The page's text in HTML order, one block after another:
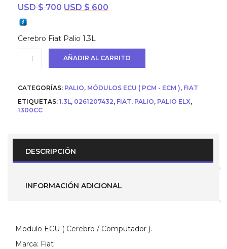
USD $700 El
era:
USD
$ 700.
USD $ 600
USD
$ 600.
Cerebro Fiat Palio 1.3L
/
Computador
)
para
Fire
2006
No.-
AÑADIR AL CARRITO
CATEGORÍAS: PALIO, MÓDULOS ECU ( PCM - ECM ), FIAT
ETIQUETAS: 1.3L, 0261207432, FIAT, PALIO, PALIO ELX,
1300CC
DESCRIPCIÓN
INFORMACIÓN ADICIONAL
Modulo ECU ( Cerebro / Computador ).
Marca: Fiat